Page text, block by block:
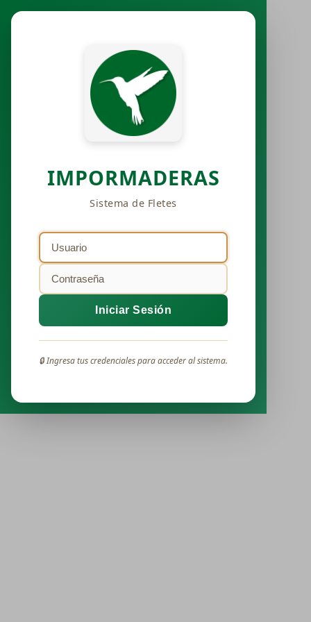
IMPORMADERAS
Sistema de Fletes
Iniciar Sesión
🔒 Ingresa tus credenciales para acceder al sistema.